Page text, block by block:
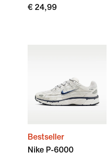
€ 24,99
Bestseller
Nike P-6000